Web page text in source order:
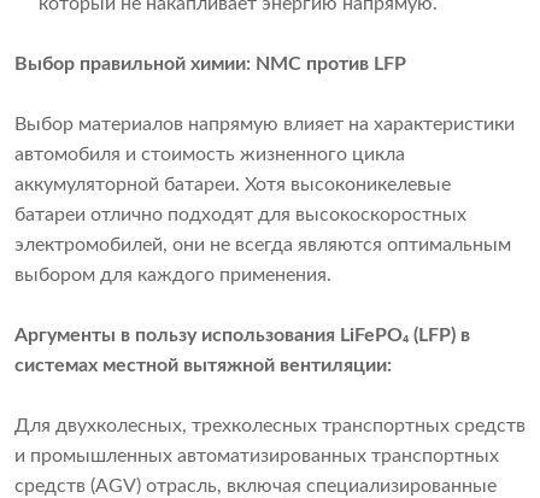
Выбор правильной химии: NMC против LFP
Выбор материалов напрямую влияет на характеристики
автомобиля и стоимость жизненного цикла
аккумуляторной батареи. Хотя высоконикелевые
батареи отлично подходят для высокоскоростных
электромобилей, они не всегда являются оптимальным
выбором для каждого применения.
Аргументы в пользу использования LiFePO₄ (LFP) в
системах местной вытяжной вентиляции:
Для двухколесных, трехколесных транспортных средств
и промышленных автоматизированных транспортных
средств (AGV) отрасль, включая специализированные